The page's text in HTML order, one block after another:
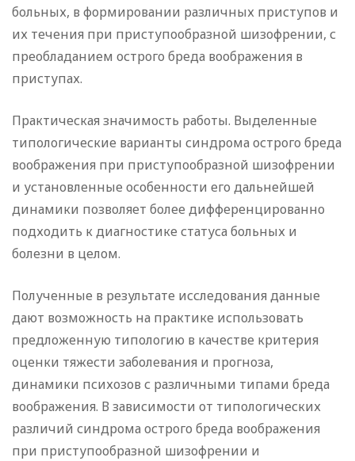
больных, в формировании различных приступов и
их течения при приступообразной шизофрении, с
преобладанием острого бреда воображения в
приступах.
Практическая значимость работы. Выделенные
типологические варианты синдрома острого бреда
воображения при приступообразной шизофрении
и установленные особенности его дальнейшей
динамики позволяет более дифференцированно
подходить к диагностике статуса больных и
болезни в целом.
Полученные в результате исследования данные
дают возможность на практике использовать
предложенную типологию в качестве критерия
оценки тяжести заболевания и прогноза,
динамики психозов с различными типами бреда
воображения. В зависимости от типологических
различий синдрома острого бреда воображения
при приступообразной шизофрении и